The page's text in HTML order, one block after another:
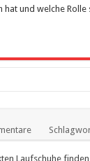
hat und welche Rolle
Laufschuhe